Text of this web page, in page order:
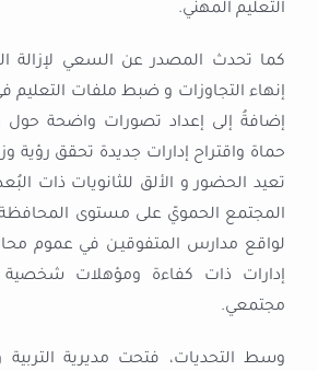
التعليم المهني.
كما تحدث المصدر عن السعي لإزالة
إنهاء التجاوزات و ضبط ملفات التعليم
إضافةُ إلى إعداد تصورات واضحة حول
حماة واقتراح إدارات جديدة تحقق رؤية
تعيد الحضور و الألق للثانويات ذات
المجتمع الحمويّ على مستوى
لواقع مدارس المتفوقيـن في عموم
إدارات ذات كفاءة ومؤهلات
مجتمعي.
وسط التحديات، فتحت مديرية